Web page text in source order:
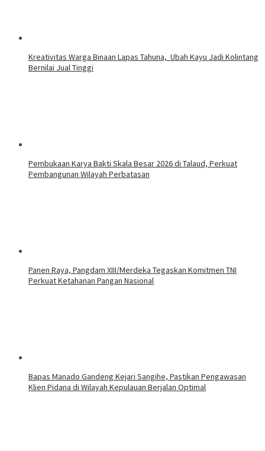
Kreativitas Warga Binaan Lapas Tahuna, Ubah Kayu Jadi Kolintang
Bernilai Jual Tinggi
Pembukaan Karya Bakti Skala Besar 2026 di Talaud, Perkuat
Pembangunan Wilayah Perbatasan
Panen Raya, Pangdam XIII/Merdeka Tegaskan Komitmen TNI
Perkuat Ketahanan Pangan Nasional
Bapas Manado Gandeng Kejari Sangihe, Pastikan Pengawasan
Klien Pidana di Wilayah Kepulauan Berjalan Optimal